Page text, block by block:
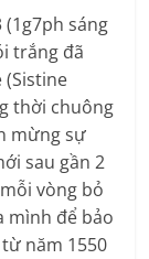
(1g7ph sáng
trắng đã
(Sistine
thời chuông
mừng sự
sau gần 2
vòng bỏ
mình để bảo
năm 1550